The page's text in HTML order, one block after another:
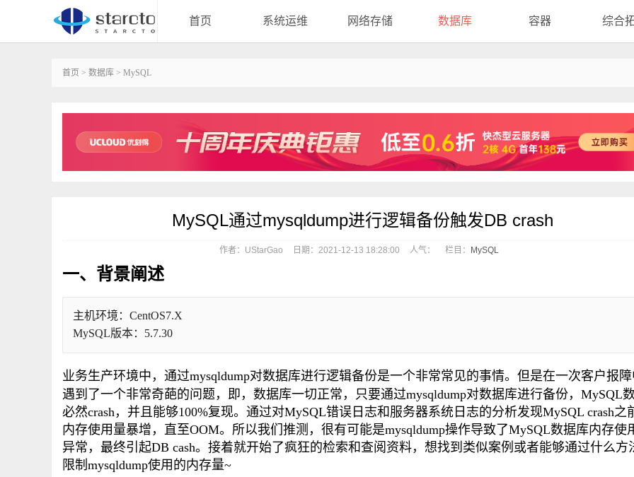
首页 系统运维 网络存储 数据库 容器 综合
首页 > 数据库 > MySQL
MySQL通过mysqldump进行逻辑备份触发DB crash
作者：UStarGao 日期：2021-12-13 18:28:00 人气： 栏目： MySQL
一、背景阐述
主机环境：CentOS7.X
MySQL版本：5.7.30
业务生产环境中，通过mysqldump对数据库进行逻辑备份是一个非常常见的事情。但是在一次客户报
遇到了一个非常奇葩的问题，即，数据库一切正常，只要通过mysqldump对数据库进行备份，MySQL
必然crash，并且能够100%复现。通过对MySQL错误日志和服务器系统日志的分析发现MySQL crash之
内存使用量暴增，直至OOM。所以我们推测，很有可能是mysqldump操作导致了MySQL数据库内存使
异常，最终引起DB cash。接着就开始了疯狂的检索和查阅资料，想找到类似案例或者能够通过什么方
限制mysqldump使用的内存量~